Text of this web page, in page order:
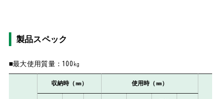
製品スペック
■最大使用質量：100㎏
収納時（㎜） 使用時（㎜）